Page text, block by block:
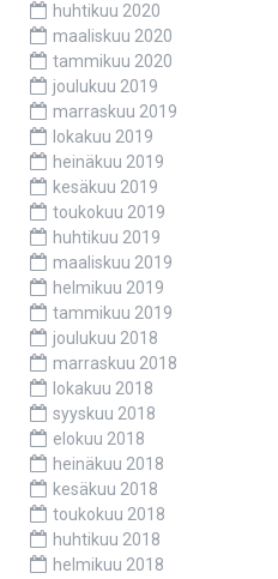
huhtikuu 2020
maaliskuu 2020
tammikuu 2020
joulukuu 2019
marraskuu 2019
lokakuu 2019
heinäkuu 2019
kesäkuu 2019
toukokuu 2019
huhtikuu 2019
maaliskuu 2019
helmikuu 2019
tammikuu 2019
joulukuu 2018
marraskuu 2018
lokakuu 2018
syyskuu 2018
elokuu 2018
heinäkuu 2018
kesäkuu 2018
toukokuu 2018
huhtikuu 2018
helmikuu 2018